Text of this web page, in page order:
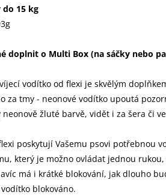
do 15 kg
doplnit o Multi Box (na sáčky nebo
vodítko od flexi je skvělým
za tmy - neonové vodítko upoutá
žluté barvě, vidět i za šera či
poskytují Vašemu psovi potřebnou
který je možno ovládat jednou rukou,
má i krátké blokování, jak dlouho
blokováno.